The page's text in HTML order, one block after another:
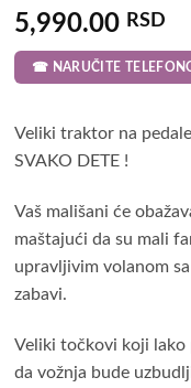
5,990.00 RSD
☎ NARUČITE
Veliki traktor na
SVAKO DETE !
Vaš mališani će
maštajući da su mali
upravljivim volanom
zabavi.
Veliki točkovi koji lako
da vožnja bude